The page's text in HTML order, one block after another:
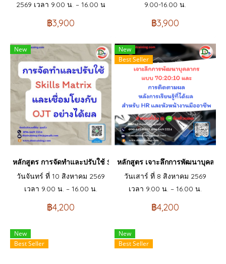
2569 เวลา 9.00 น. – 16.00 น
฿3,900
9.00-16.00 น.
฿3,900
New
หลักสูตร การจัดทำและปรับใช้ Skill Matrix อย่างได้ผล (Skill Matrix
วันจันทร์ ที่ 10 สิงหาคม 2569
เวลา 9.00 น. – 16.00 น.
฿4,200
New
Best Seller
หลักสูตร เจาะลึกการพัฒนาบุคลาก
วันเสาร์ ที่ 8 สิงหาคม 2569
เวลา 9.00 น. – 16.00 น.
฿4,200
New
Best Seller
New
Best Seller